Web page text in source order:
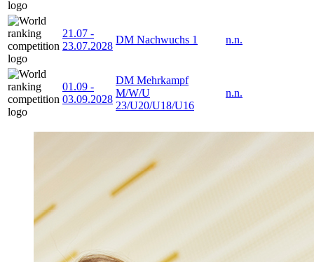
21.07 -
23.07.2028
DM Nachwuchs 1 n.n.
01.09 -
03.09.2028
DM Mehrkampf
M/W/U
23/U20/U18/U16
n.n.